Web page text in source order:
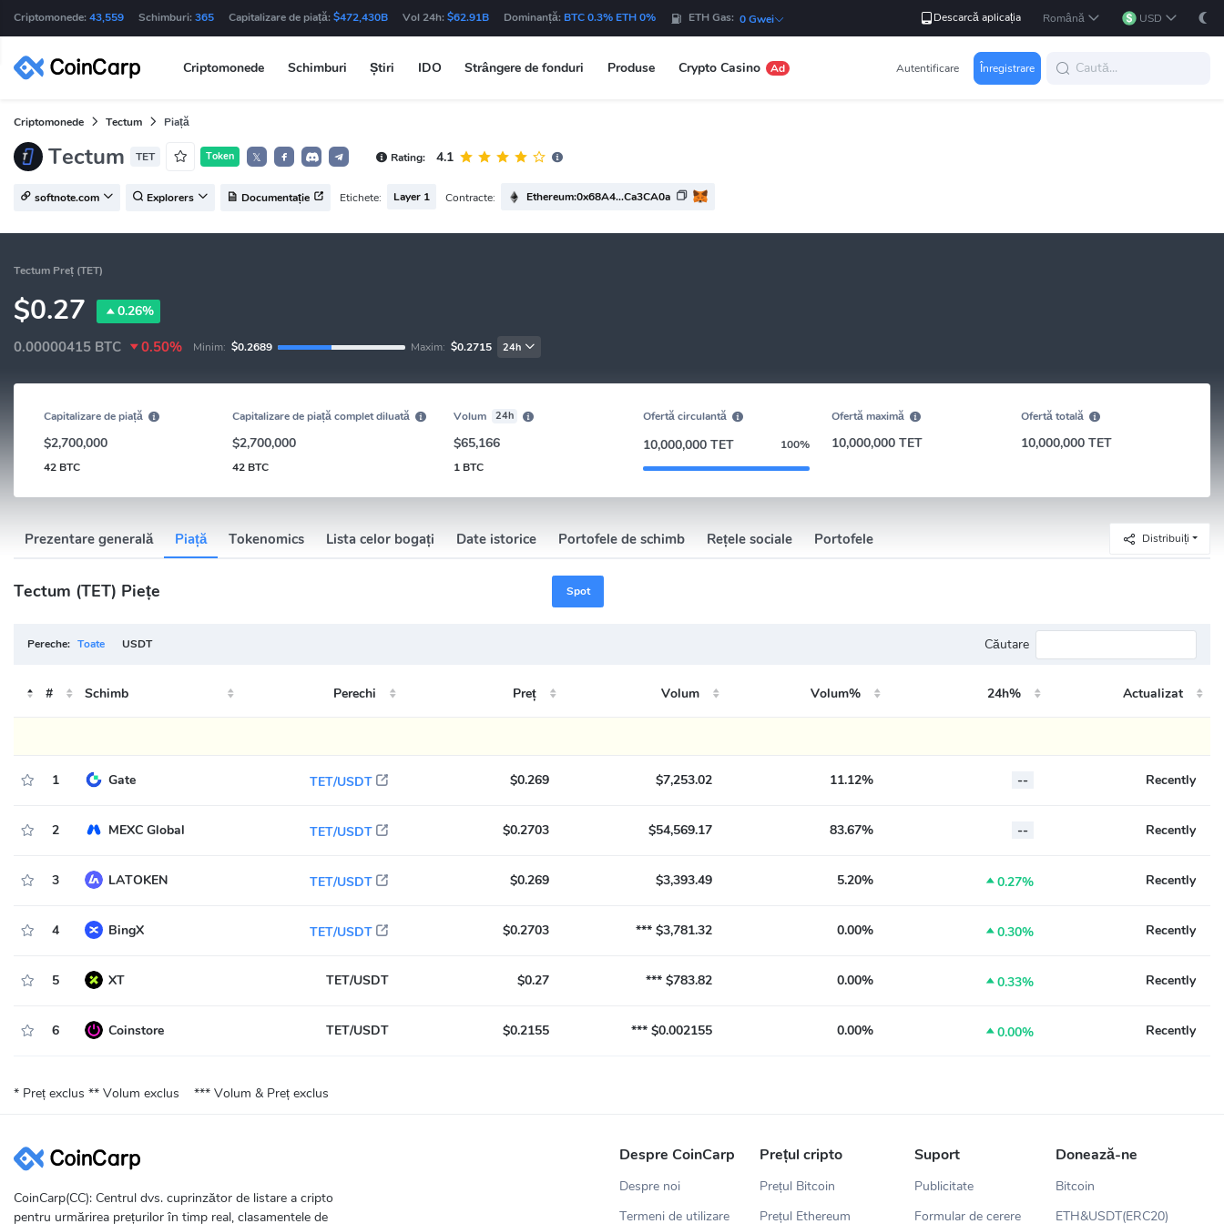
Criptomonede: 43,559 Schimburi: 365 Capitalizare de piață: $472,430B Vol 24h: $62.91B Dominanță: BTC 0.3% ETH 0% ETH Gas: 0 Gwei Descarcă aplicația Română USD
Criptomonede Schimburi Știri IDO Strângere de fonduri Produse Crypto Casino Ad Autentificare Înregistrare
Criptomonede Tectum Piață
Tectum TET Token 𝕏 Rating: 4.1
softnote.com Explorers Documentație Etichete: Layer 1 Contracte: Ethereum:0x68A4...Ca3CA0a
Tectum Preț (TET)
$0.27 0.26%
0.00000415 BTC 0.50% Minim: $0.2689 Maxim: $0.2715 24h
Capitalizare de piață
$2,700,000
42 BTC
Capitalizare de piață complet diluată
$2,700,000
42 BTC
Volum 24h
$65,166
1 BTC
Ofertă circulantă
10,000,000 TET 100%
Ofertă maximă
10,000,000 TET
Ofertă totală
10,000,000 TET
Prezentare generală Piață Tokenomics Lista celor bogați Date istorice Portofele de schimb Rețele sociale Portofele Distribuiți
Tectum (TET) Piețe Spot
Pereche: Toate USDT Căutare
# Schimb Perechi Preț Volum Volum% 24h% Actualizat
1 Gate TET/USDT $0.269 $7,253.02 11.12% -- Recently
2 MEXC Global TET/USDT $0.2703 $54,569.17 83.67% -- Recently
3 LATOKEN TET/USDT $0.269 $3,393.49 5.20% 0.27% Recently
4 BingX TET/USDT $0.2703 *** $3,781.32 0.00% 0.30% Recently
5 XT TET/USDT $0.27 *** $783.82 0.00% 0.33% Recently
6 Coinstore TET/USDT $0.2155 *** $0.002155 0.00% 0.00% Recently
* Preț exclus ** Volum exclus *** Volum & Preț exclus
CoinCarp(CC): Centrul dvs. cuprinzător de listare a cripto
pentru urmărirea prețurilor în timp real, clasamentele de
Despre CoinCarp
Despre noi
Termeni de utilizare
Prețul cripto
Prețul Bitcoin
Prețul Ethereum
Suport
Publicitate
Formular de cerere
Donează-ne
Bitcoin
ETH&USDT(ERC20)